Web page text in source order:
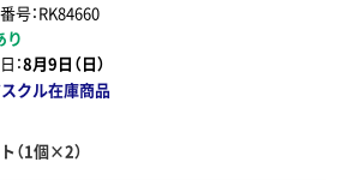
号：RK84660
り
：8月9日（日）
クル在庫商品
（1個×2）